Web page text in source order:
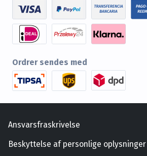
Ordrer sendes med
Ansvarsfraskrivelse
Beskyttelse af personlige oplysninger